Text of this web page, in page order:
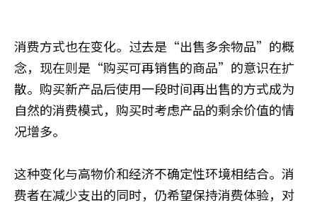
消费方式也在变化。过去是“出售多余物品”的概
念，现在则是“购买可再销售的商品”的意识在扩
散。购买新产品后使用一段时间再出售的方式成为
自然的消费模式，购买时考虑产品的剩余价值的情
况增多。
这种变化与高物价和经济不确定性环境相结合。消
费者在减少支出的同时，仍希望保持消费体验，对